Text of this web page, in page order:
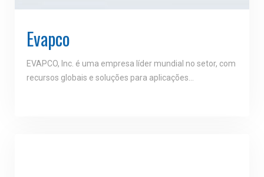
Evapco
EVAPCO, Inc. é uma empresa líder mundial no setor, com
recursos globais e soluções para aplicações…